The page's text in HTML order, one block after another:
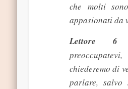
che molti
appasionati da
Lettore
chiederemo di
parlare, salvo